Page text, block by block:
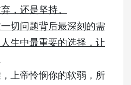
，还是坚持。
切问题背后最深刻的需
生中最重要的选择，让
上帝怜悯你的软弱，所